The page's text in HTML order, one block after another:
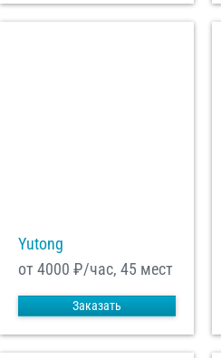
Yutong
от 4000 ₽/час, 45 мест
Заказать